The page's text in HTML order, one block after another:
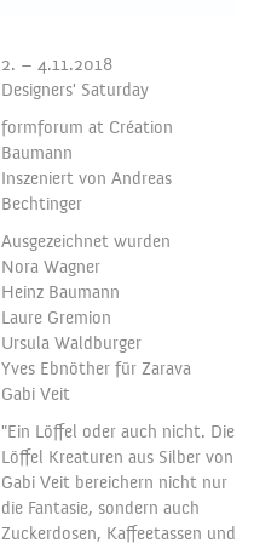
2. – 4.11.2018
Designers' Saturday
formforum at Création
Baumann
Inszeniert von Andreas
Bechtinger
Ausgezeichnet wurden
Nora Wagner
Heinz Baumann
Laure Gremion
Ursula Waldburger
Yves Ebnöther für Zarava
Gabi Veit
"Ein Löffel oder auch nicht. Die
Löffel Kreaturen aus Silber von
Gabi Veit bereichern nicht nur
die Fantasie, sondern auch
Zuckerdosen, Kaffeetassen und